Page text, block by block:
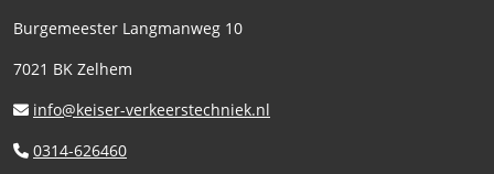
Burgemeester Langmanweg 10
7021 BK Zelhem
info@keiser-verkeerstechniek.nl
0314-626460